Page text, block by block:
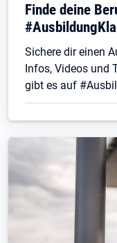
Finde deine
Sichere dir einen
Infos, Videos und
gibt es auf